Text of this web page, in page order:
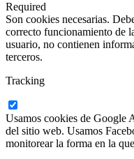
Required
Son cookies necesarias.
correcto funcionamiento de
usuario, no contienen
terceros.
Tracking
Usamos cookies de Google
del sitio web. Usamos
monitorear la forma en la